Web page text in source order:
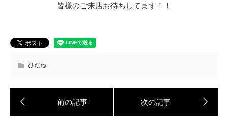
皆様のご来店お待ちしてます！！
ひだね